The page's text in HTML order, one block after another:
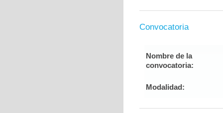
Convocatoria
Nombre de la
convocatoria:
Modalidad: